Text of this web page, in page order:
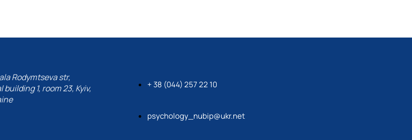
Rodymtseva str,
1, room 23, Kyiv,
+ 38 (044) 257 22 10
psychology_nubip@ukr.net